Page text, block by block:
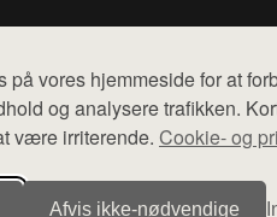
på vores hjemmeside for at
og analysere trafikken.
være irriterende. Cookie- og
Afvis ikke‑nødvendige
Der sælges ikke varer fra denne